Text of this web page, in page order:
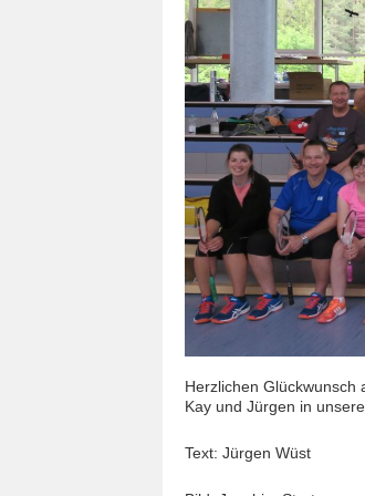
Herzlichen
Kay und Jürgen in
Text: Jürgen Wüst